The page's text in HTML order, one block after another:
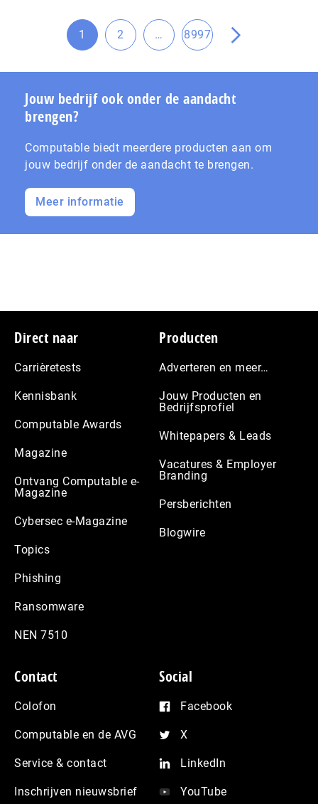
Ga
pagina
1
Ga
pagina
2
Tussenliggende
pagina's
…
Ga
pagina
8997
Ga
de
volgende
Jouw bedrijf ook onder de aandacht
brengen?
Computable biedt meerdere producten aan om
jouw bedrijf onder de aandacht te brengen.
Meer informatie
Footer
Direct naar
Carrièretests
Kennisbank
Computable Awards
Magazine
Ontvang Computable e-
Magazine
Cybersec e-Magazine
Topics
Phishing
Ransomware
NEN 7510
Producten
Adverteren en meer…
Jouw Producten en
Bedrijfsprofiel
Whitepapers & Leads
Vacatures & Employer
Branding
Persberichten
Blogwire
Contact
Colofon
Computable en de AVG
Service & contact
Inschrijven nieuwsbrief
Social
Facebook
X
LinkedIn
YouTube